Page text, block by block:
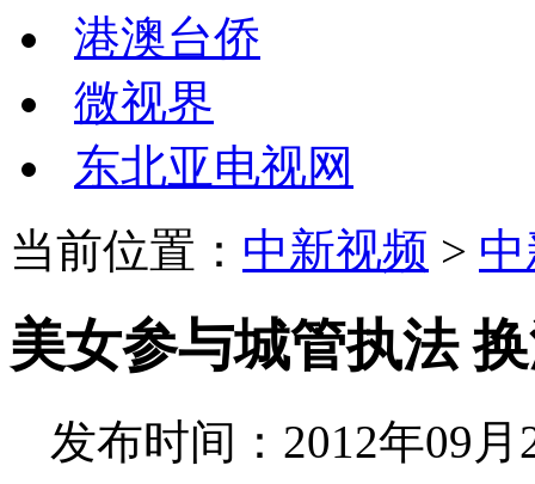
港澳台侨
微视界
东北亚电视网
当前位置： 中新视频 >
美女参与城管执法
发布时间：2012年09月